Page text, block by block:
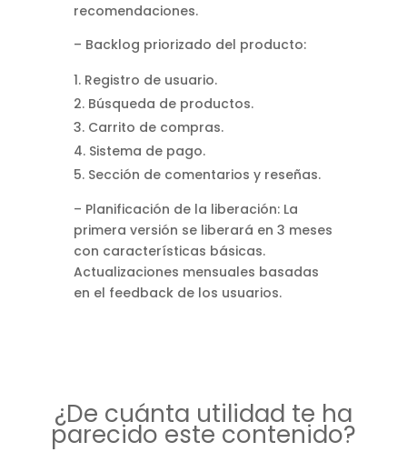
recomendaciones.
– Backlog priorizado del producto:
Registro de usuario.
Búsqueda de productos.
Carrito de compras.
Sistema de pago.
Sección de comentarios y reseñas.
– Planificación de la liberación: La
primera versión se liberará en 3 meses
con características básicas.
Actualizaciones mensuales basadas
en el feedback de los usuarios.
¿De cuánta utilidad te ha
parecido este contenido?